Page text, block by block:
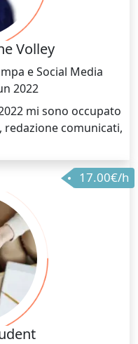
Volley
e Social Media
2022
mi sono occupato
comunicati,
relazione con i
gestione dei social
multimediali,
progetti e
ed Instagram
Tik Tok, YouTube e
social dedicate alle
strategie di
un progetto di
contenuti
creare engagement
17.00€/h